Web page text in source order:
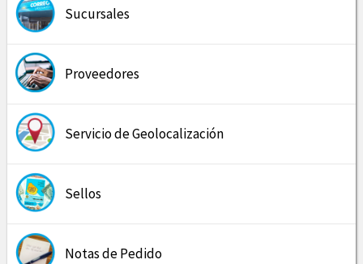
Sucursales
Proveedores
Servicio de Geolocalización
Sellos
Notas de Pedido